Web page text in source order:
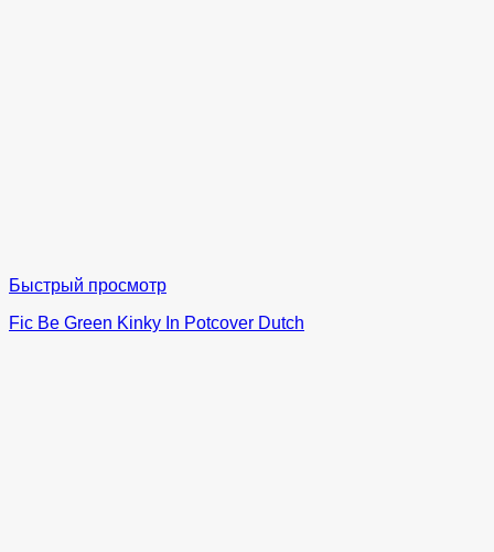
Быстрый просмотр
Fic Be Green Kinky In Potcover Dutch